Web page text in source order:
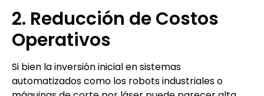
2. Reducción de Costos
Operativos
Si bien la inversión inicial en sistemas
automatizados como los robots industriales o